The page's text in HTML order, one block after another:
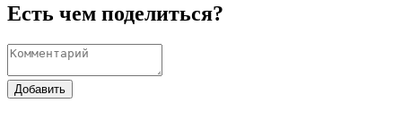
Есть чем поделиться?
Добавить